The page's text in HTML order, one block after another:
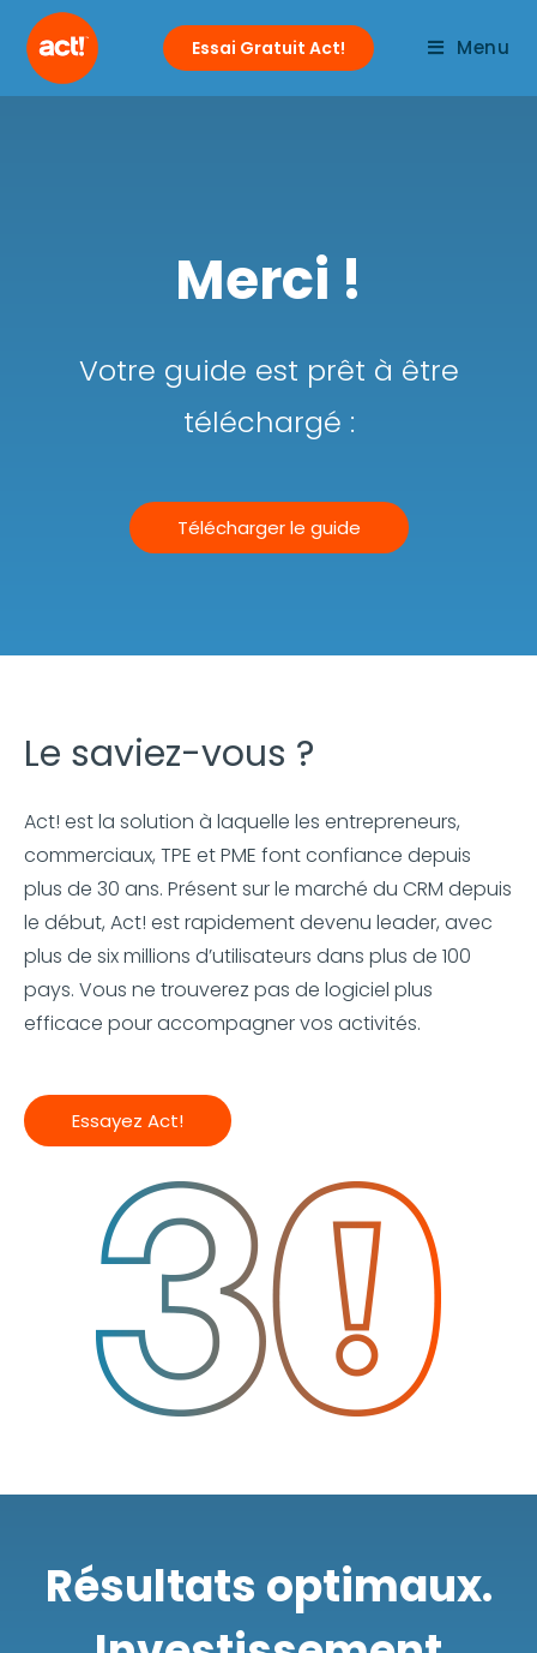
Menu
Essai Gratuit Act!
Merci !
Votre guide est prêt à être
téléchargé :
Télécharger le guide
Le saviez-vous ?
Act! est la solution à laquelle les entrepreneurs,
commerciaux, TPE et PME font confiance depuis
plus de 30 ans. Présent sur le marché du CRM depuis
le début, Act! est rapidement devenu leader, avec
plus de six millions d’utilisateurs dans plus de 100
pays. Vous ne trouverez pas de logiciel plus
efficace pour accompagner vos activités.
Essayez Act!
Résultats optimaux.